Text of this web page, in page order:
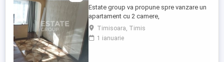
Estate group va propune spre vanzare un
apartament cu 2 camere,
semidecomandat, situat pe strada
principala in zona Sagului cu acces facil
catre principalele puncte de interes ale
Timisoara, Timis
1 ianuarie